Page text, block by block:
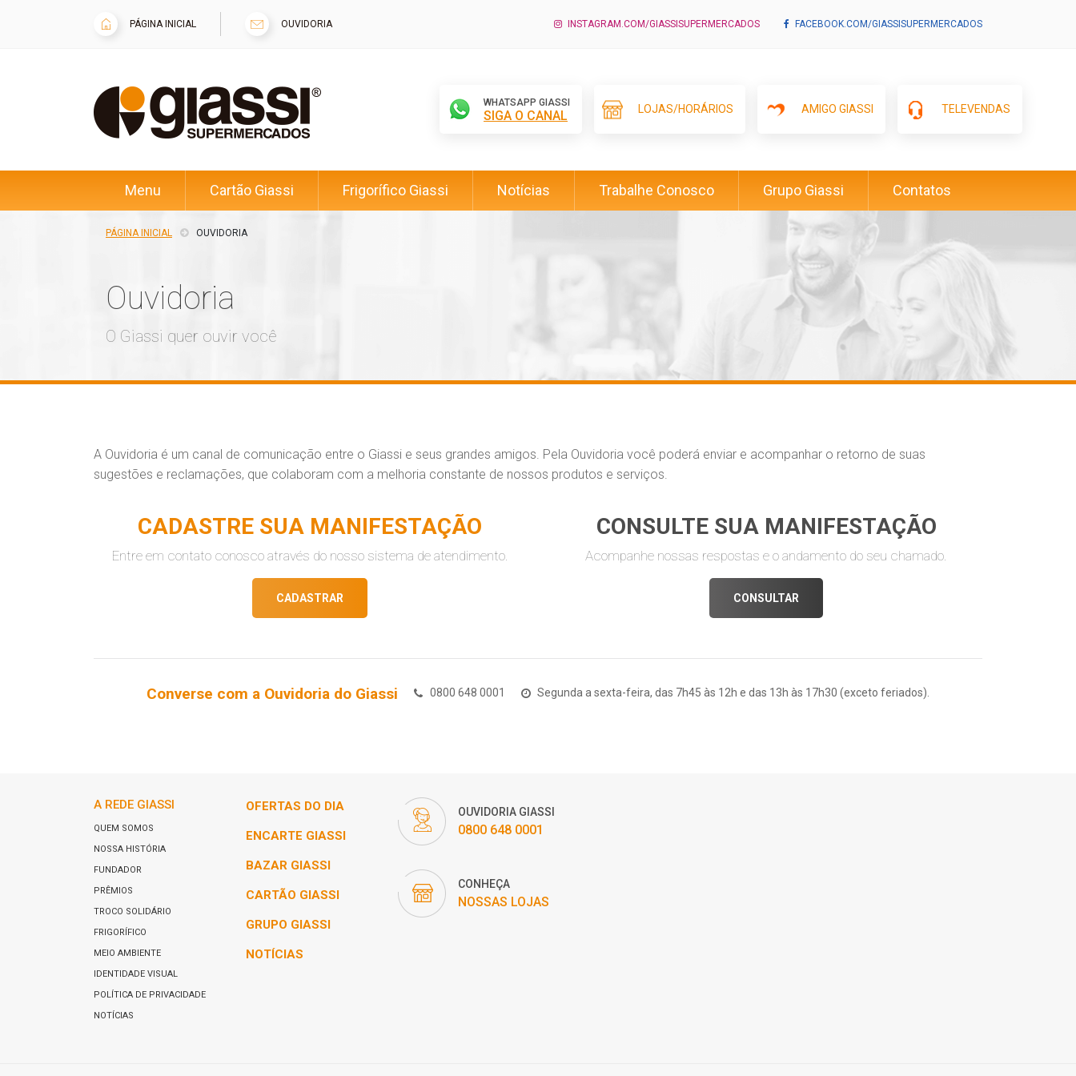
PÁGINA INICIAL OUVIDORIA INSTAGRAM.COM/GIASSISUPERMERCADOS FACEBOOK.COM/GIASSISUPERMERCADOS
WHATSAPP GIASSI
SIGA O CANAL LOJAS/HORÁRIOS AMIGO GIASSI TELEVENDAS
Menu Cartão Giassi Frigorífico Giassi Notícias Trabalhe Conosco Grupo Giassi Contatos
PÁGINA INICIAL OUVIDORIA
Ouvidoria
O Giassi quer ouvir você
A Ouvidoria é um canal de comunicação entre o Giassi e seus grandes amigos. Pela Ouvidoria você poderá enviar e acompanhar o retorno de suas
sugestões e reclamações, que colaboram com a melhoria constante de nossos produtos e serviços.
CADASTRE SUA MANIFESTAÇÃO
Entre em contato conosco através do nosso sistema de atendimento.
CADASTRAR
CONSULTE SUA MANIFESTAÇÃO
Acompanhe nossas respostas e o andamento do seu chamado.
CONSULTAR
Converse com a Ouvidoria do Giassi 0800 648 0001 Segunda a sexta-feira, das 7h45 às 12h e das 13h às 17h30 (exceto feriados).
A REDE GIASSI
QUEM SOMOS
NOSSA HISTÓRIA
FUNDADOR
PRÊMIOS
TROCO SOLIDÁRIO
FRIGORÍFICO
MEIO AMBIENTE
IDENTIDADE VISUAL
POLÍTICA DE PRIVACIDADE
NOTÍCIAS
OFERTAS DO DIA
ENCARTE GIASSI
BAZAR GIASSI
CARTÃO GIASSI
GRUPO GIASSI
NOTÍCIAS
OUVIDORIA GIASSI
0800 648 0001
CONHEÇA
NOSSAS LOJAS